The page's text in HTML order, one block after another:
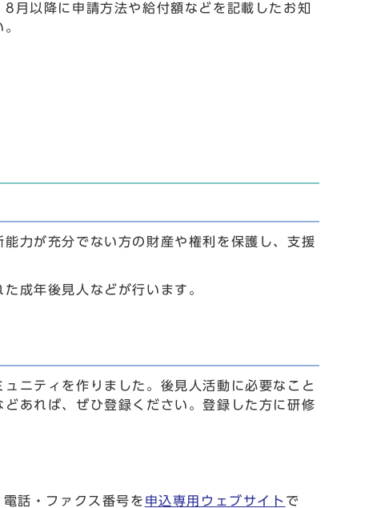
月以降に申請方法や給付額などを記載したお知
力が充分でない方の財産や権利を保護し、支援
成年後見人などが行います。
ニティを作りました。後見人活動に必要なこと
あれば、ぜひ登録ください。登録した方に研修
話・ファクス番号を 申込専用ウェブサイト で